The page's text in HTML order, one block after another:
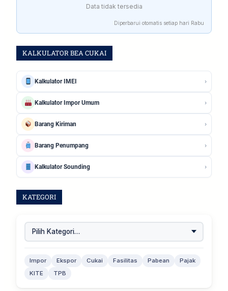
Data tidak tersedia
Diperbarui otomatis setiap hari Rabu
KALKULATOR BEA CUKAI
Kalkulator IMEI ›
Kalkulator Impor Umum ›
Barang Kiriman ›
Barang Penumpang ›
Kalkulator Sounding ›
KATEGORI
Impor Ekspor Cukai Fasilitas Pabean
Pajak
KITE
TPB